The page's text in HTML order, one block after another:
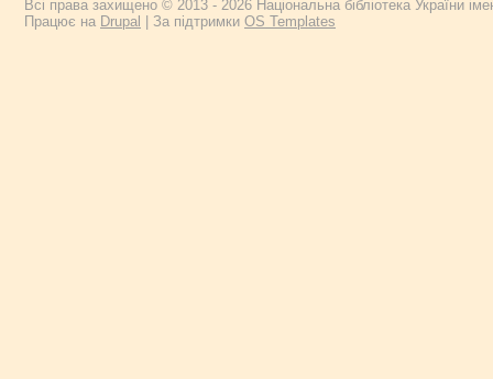
Всі права захищено © 2013 - 2026 Національна бібліотека України
Працює на Drupal | За підтримки OS Templates